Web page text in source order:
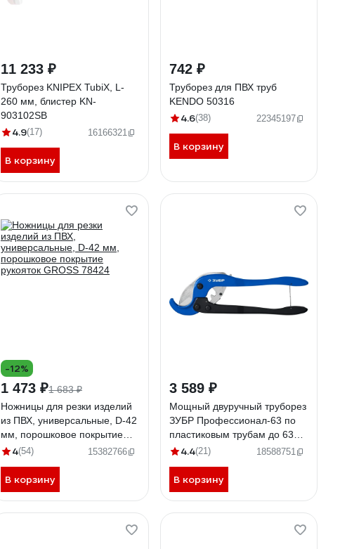
11 233 ₽
Труборез KNIPEX TubiX, L-
260 мм, блистер KN-
903102SB
4.9(17) 16166321
В корзину
742 ₽
Труборез для ПВХ труб
KENDO 50316
4.6(38) 22345197
В корзину
-12%
1 473 ₽1 683 ₽
Ножницы для резки изделий
из ПВХ, универсальные, D-42
мм, порошковое покрытие
рукояток GROSS 78424
4(54) 15382766
В корзину
3 589 ₽
Мощный двуручный труборез
ЗУБР Профессионал-63 по
пластиковым трубам до 63
мм 23703-63_z01
4.4(21) 18588751
В корзину